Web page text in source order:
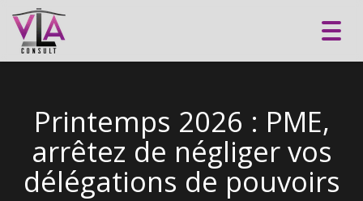
Printemps 2026 : PME,
arrêtez de négliger vos
délégations de pouvoirs